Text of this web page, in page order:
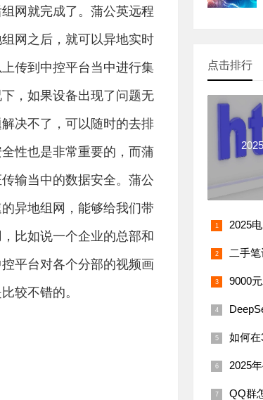
网就完成了。蒲公英远程
网之后，就可以异地实时
传到中控平台当中进行集
，如果设备出现了问题无
决不了，可以随时的去排
性也是非常重要的，而蒲
输当中的数据安全。蒲公
异地组网，能够给我们带
比如说一个企业的总部和
平台对各个分部的视频画
较不错的。
点击排行
2025电脑
二手笔记
9000元左右
如何在
2025年
QQ群